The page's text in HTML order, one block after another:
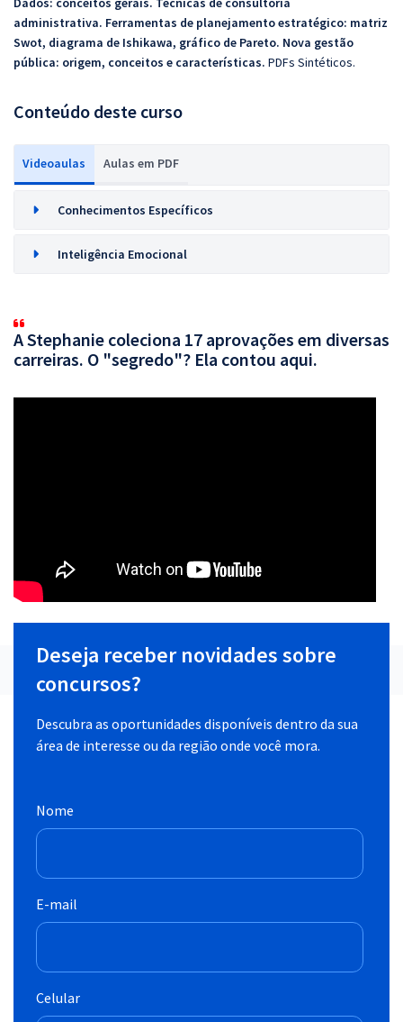
administrativa. Ferramentas de planejamento estratégico: matriz
Swot, diagrama de Ishikawa, gráfico de Pareto. Nova gestão
pública: origem, conceitos e características. PDFs Sintéticos.
Conteúdo deste curso
Videoaulas Aulas em PDF
Conhecimentos Específicos
Inteligência Emocional
A Stephanie coleciona 17 aprovações em diversas
carreiras. O "segredo"? Ela contou aqui.
Deseja receber novidades sobre
concursos?
Descubra as oportunidades disponíveis dentro da sua
área de interesse ou da região onde você mora.
Nome
E-mail
Celular